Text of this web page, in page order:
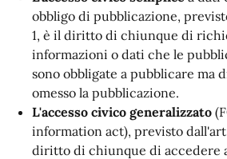
obbligo di pubblicazione,
1, è il diritto di chiunque di
informazioni o dati che le
sono obbligate a pubblicare ma
omesso la pubblicazione.
L'accesso civico generalizzato
information act), previsto
diritto di chiunque di accedere